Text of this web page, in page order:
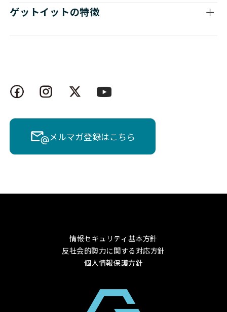
ゲットイットの特徴
メルマガ登録はこちら
情報セキュリティ基本方針
反社会的勢力に関する対応方針
個人情報保護方針